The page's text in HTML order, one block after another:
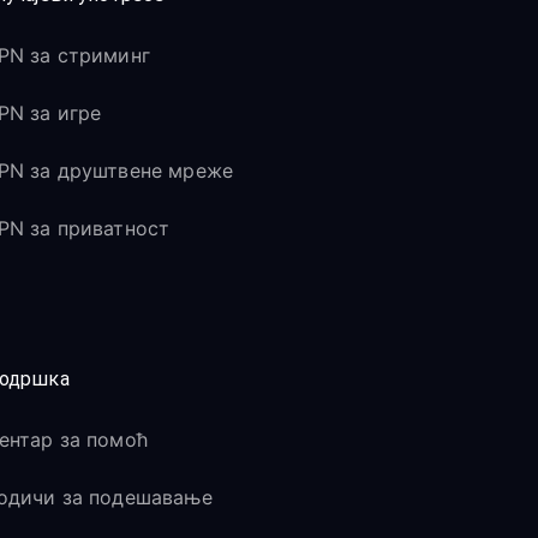
за стриминг
за игре
за друштвене мреже
за приватност
за помоћ
за подешавање